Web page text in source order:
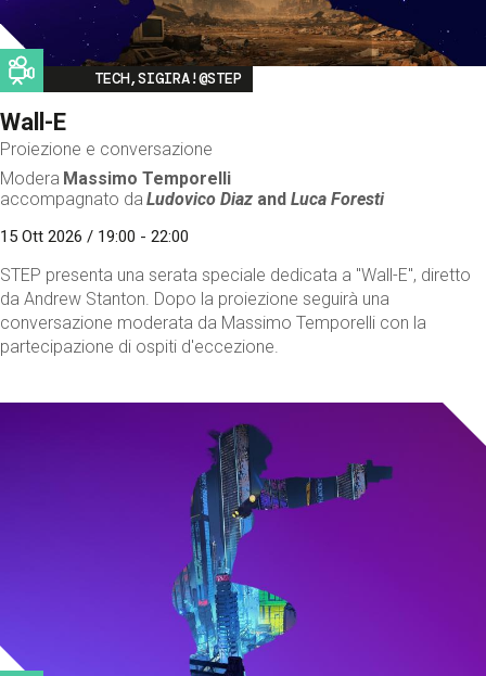
Image
TECH,SIGIRA!@STEP
Wall-E
Proiezione e conversazione
Modera Massimo Temporelli
accompagnato da Ludovico Diaz andLuca Foresti
15 Ott 2026 / 19:00 - 22:00
STEP presenta una serata speciale dedicata a "Wall-E", diretto
da Andrew Stanton. Dopo la proiezione seguirà una
conversazione moderata da Massimo Temporelli con la
partecipazione di ospiti d'eccezione.